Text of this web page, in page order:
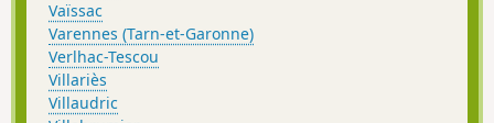
Vaïssac
Varennes (Tarn-et-Garonne)
Verlhac-Tescou
Villariès
Villaudric